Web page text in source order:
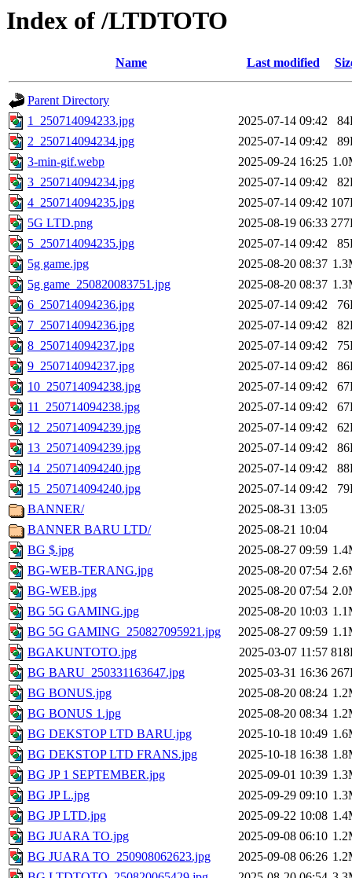
Index of /LTDTOTO
Name Last modified
Parent Directory
1_250714094233.jpg
2025-07-14 09:42
2_250714094234.jpg
2025-07-14 09:42
3-min-gif.webp
2025-09-24 16:25
3_250714094234.jpg
2025-07-14 09:42
4_250714094235.jpg
2025-07-14 09:42
5G LTD.png
2025-08-19 06:33
5_250714094235.jpg
2025-07-14 09:42
5g game.jpg
2025-08-20 08:37
5g game_250820083751.jpg
2025-08-20 08:37
6_250714094236.jpg
2025-07-14 09:42
7_250714094236.jpg
2025-07-14 09:42
8_250714094237.jpg
2025-07-14 09:42
9_250714094237.jpg
2025-07-14 09:42
10_250714094238.jpg
2025-07-14 09:42
11_250714094238.jpg
2025-07-14 09:42
12_250714094239.jpg
2025-07-14 09:42
13_250714094239.jpg
2025-07-14 09:42
14_250714094240.jpg
2025-07-14 09:42
15_250714094240.jpg
2025-07-14 09:42
BANNER/
2025-08-31 13:05
BANNER BARU LTD/
2025-08-21 10:04
BG $.jpg
2025-08-27 09:59
BG-WEB-TERANG.jpg
2025-08-20 07:54
BG-WEB.jpg
2025-08-20 07:54
BG 5G GAMING.jpg
2025-08-20 10:03
BG 5G GAMING_250827095921.jpg
2025-08-27 09:59
BGAKUNTOTO.jpg
2025-03-07 11:57
BG BARU_250331163647.jpg
2025-03-31 16:36
BG BONUS.jpg
2025-08-20 08:24
BG BONUS 1.jpg
2025-08-20 08:34
BG DEKSTOP LTD BARU.jpg
2025-10-18 10:49
BG DEKSTOP LTD FRANS.jpg
2025-10-18 16:38
BG JP 1 SEPTEMBER.jpg
2025-09-01 10:39
BG JP L.jpg
2025-09-29 09:10
BG JP LTD.jpg
2025-09-22 10:08
BG JUARA TO.jpg
2025-09-08 06:10
BG JUARA TO_250908062623.jpg
2025-09-08 06:26